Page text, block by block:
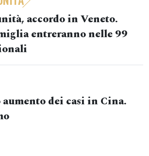
accordo in Veneto.
entreranno nelle 99
dei casi in Cina.